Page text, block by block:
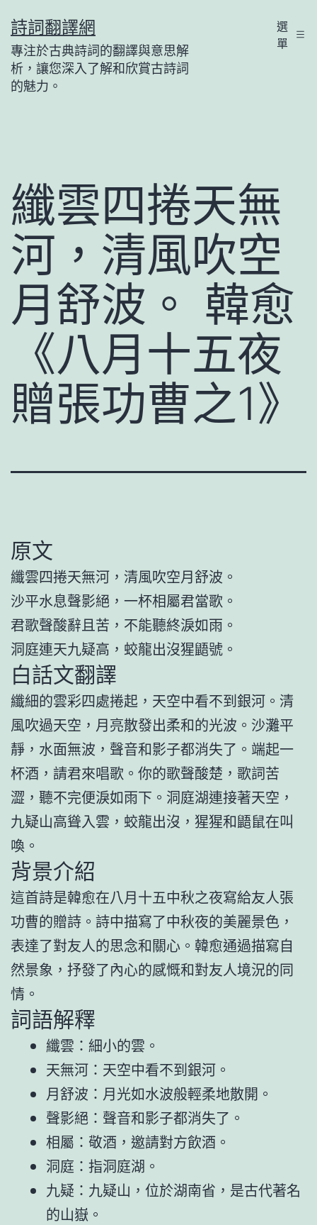
至
主
要
詩詞翻譯網
專注於古典詩詞的翻譯與意思解
析，讓您深入了解和欣賞古詩詞
的魅力。
選
單
纖雲四捲天無
河，清風吹空
月舒波。 韓愈
《八月十五夜
贈張功曹之1》
原文
纖雲四捲天無河，清風吹空月舒波。
沙平水息聲影絕，一杯相屬君當歌。
君歌聲酸辭且苦，不能聽終淚如雨。
洞庭連天九疑高，蛟龍出沒猩鼯號。
白話文翻譯
纖細的雲彩四處捲起，天空中看不到銀河。清
風吹過天空，月亮散發出柔和的光波。沙灘平
靜，水面無波，聲音和影子都消失了。端起一
杯酒，請君來唱歌。你的歌聲酸楚，歌詞苦
澀，聽不完便淚如雨下。洞庭湖連接著天空，
九疑山高聳入雲，蛟龍出沒，猩猩和鼯鼠在叫
喚。
背景介紹
這首詩是韓愈在八月十五中秋之夜寫給友人張
功曹的贈詩。詩中描寫了中秋夜的美麗景色，
表達了對友人的思念和關心。韓愈通過描寫自
然景象，抒發了內心的感慨和對友人境況的同
情。
詞語解釋
纖雲：細小的雲。
天無河：天空中看不到銀河。
月舒波：月光如水波般輕柔地散開。
聲影絕：聲音和影子都消失了。
相屬：敬酒，邀請對方飲酒。
洞庭：指洞庭湖。
九疑：九疑山，位於湖南省，是古代著名
的山嶽。